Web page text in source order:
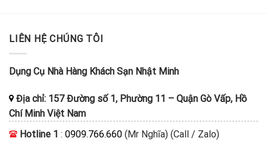
LIÊN HỆ CHÚNG TÔI
Dụng Cụ Nhà Hàng Khách Sạn Nhật Minh
Địa chỉ: 157 Đường số 1, Phường 11 – Quận Gò Vấp, Hồ
Chí Minh Việt Nam
Hotline 1 : 0909.766.660 (Mr Nghĩa) (Call / Zalo)